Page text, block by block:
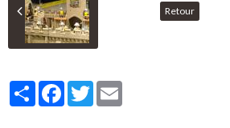
Retour
PartagerFacebook
Twitter